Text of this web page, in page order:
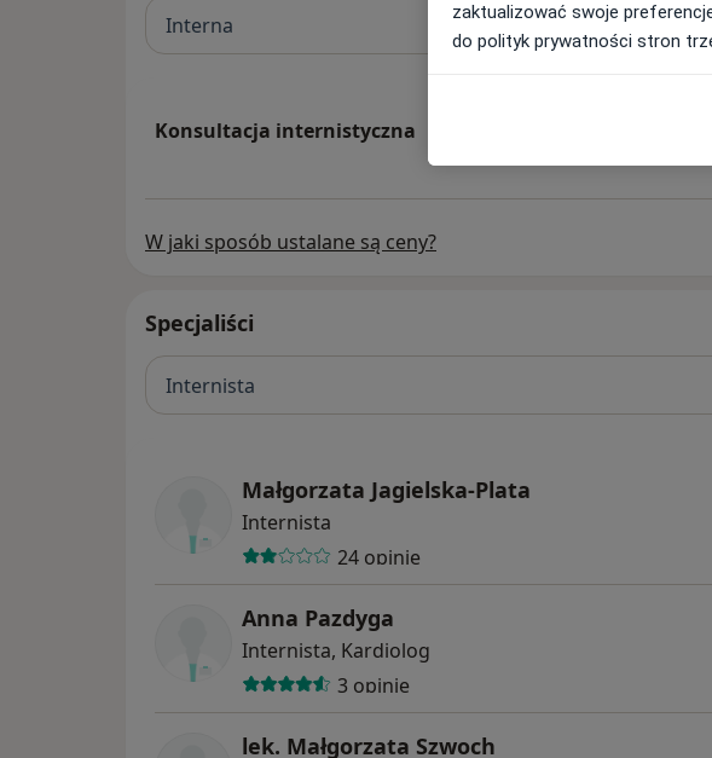
Interna
Konsultacja internistyczna
W jaki sposób ustalane są ceny?
Specjaliści
Internista
Małgorzata Jagielska-Plata
Internista
24 opinie
Anna Pazdyga
Internista, Kardiolog
3 opinie
lek. Małgorzata Szwoch
zaktualizować swoje
do polityk prywatności stron